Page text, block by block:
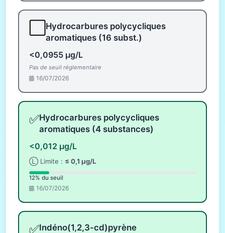
Hydrocarbures polycycliques
aromatiques (16 subst.)
<0,0955 µg/L
Pas de seuil réglementaire
16/07/2026
✅Hydrocarbures polycycliques
aromatiques (4 substances)
<0,012 µg/L
Ⓛ Limite : ≤ 0,1 µg/L
12% du seuil
16/07/2026
✅Indéno(1,2,3-cd)pyrène